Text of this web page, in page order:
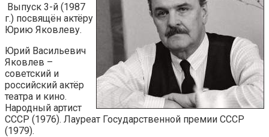
Выпуск 3-й (1987
г.) посвящён актёру
Юрию Яковлеву.
Юрий Васильевич
Яковлев –
советский и
российский актёр
театра и кино.
Народный артист
СССР (1976). Лауреат Государственной премии СССР
(1979).